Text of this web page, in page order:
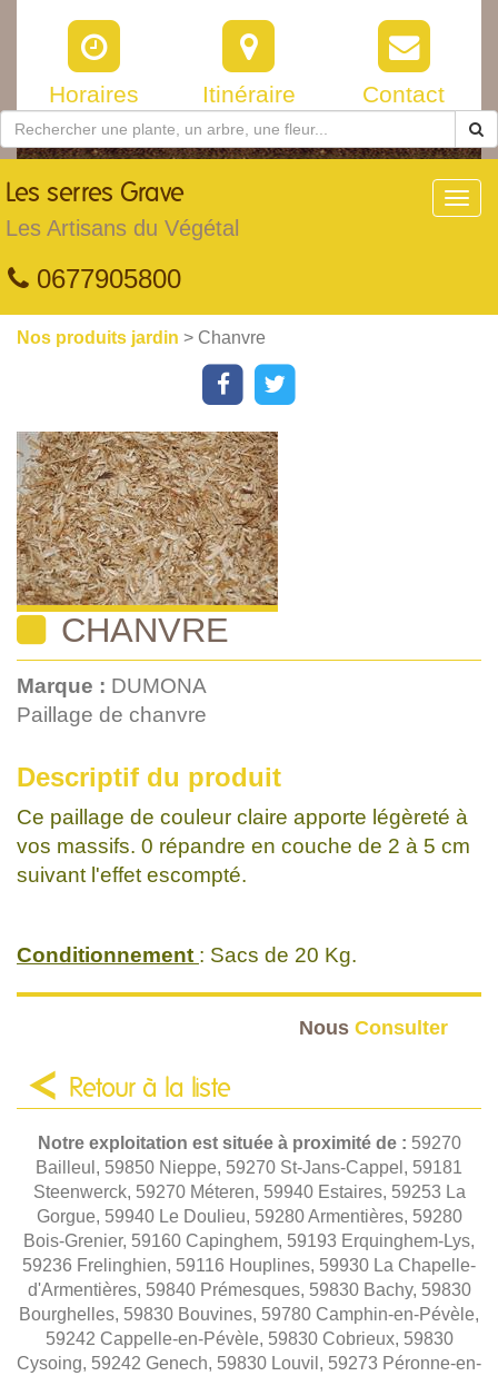
Horaires Itinéraire Contact
Les serres Grave
Les Artisans du Végétal
0677905800
Nos produits jardin > Chanvre
CHANVRE
Marque : DUMONA
Paillage de chanvre
Descriptif du produit
Ce paillage de couleur claire apporte légèreté à
vos massifs. 0 répandre en couche de 2 à 5 cm
suivant l'effet escompté.
Conditionnement : Sacs de 20 Kg.
Nous Consulter
Retour à la liste
Notre exploitation est située à proximité de : 59270
Bailleul, 59850 Nieppe, 59270 St-Jans-Cappel, 59181
Steenwerck, 59270 Méteren, 59940 Estaires, 59253 La
Gorgue, 59940 Le Doulieu, 59280 Armentières, 59280
Bois-Grenier, 59160 Capinghem, 59193 Erquinghem-Lys,
59236 Frelinghien, 59116 Houplines, 59930 La Chapelle-
d'Armentières, 59840 Prémesques, 59830 Bachy, 59830
Bourghelles, 59830 Bouvines, 59780 Camphin-en-Pévèle,
59242 Cappelle-en-Pévèle, 59830 Cobrieux, 59830
Cysoing, 59242 Genech, 59830 Louvil, 59273 Péronne-en-